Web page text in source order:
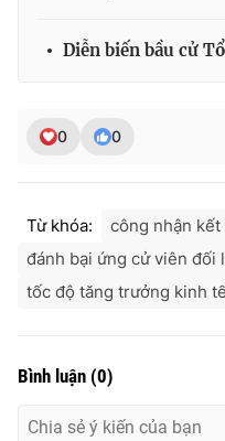
Diễn biến bầu cử
0 0
Từ khóa:
công nhận kết
đánh bại ứng cử viên đối
tốc độ tăng trưởng kinh
Bình luận (0)